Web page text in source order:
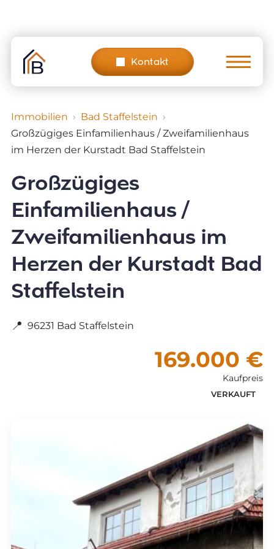
content
Kontakt
Immobilien
Bad Staffelstein
Großzügiges Einfamilienhaus / Zweifamilienhaus
im Herzen der Kurstadt Bad Staffelstein
Großzügiges
Einfamilienhaus /
Zweifamilienhaus im
Herzen der Kurstadt Bad
Staffelstein
📍 96231 Bad Staffelstein
169.000 €
Kaufpreis
VERKAUFT